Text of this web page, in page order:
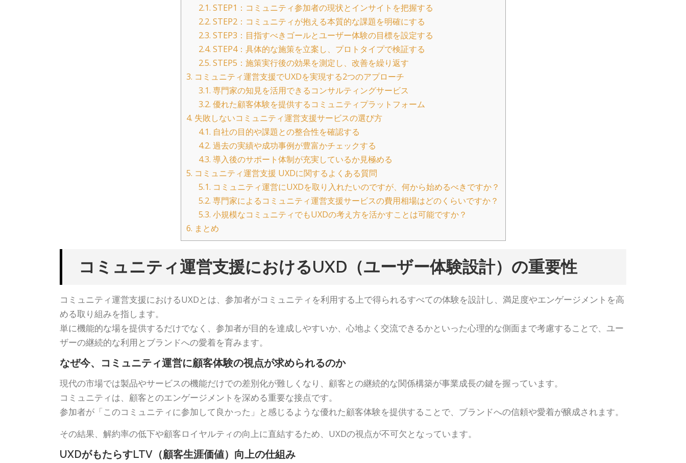
2.1. STEP1：コミュニティ参加者の現状とインサイトを把握する
2.2. STEP2：コミュニティが抱える本質的な課題を明確にする
2.3. STEP3：目指すべきゴールとユーザー体験の目標を設定する
2.4. STEP4：具体的な施策を立案し、プロトタイプで検証する
2.5. STEP5：施策実行後の効果を測定し、改善を繰り返す
3. コミュニティ運営支援でUXDを実現する2つのアプローチ
3.1. 専門家の知見を活用できるコンサルティングサービス
3.2. 優れた顧客体験を提供するコミュニティプラットフォーム
4. 失敗しないコミュニティ運営支援サービスの選び方
4.1. 自社の目的や課題との整合性を確認する
4.2. 過去の実績や成功事例が豊富かチェックする
4.3. 導入後のサポート体制が充実しているか見極める
5. コミュニティ運営支援 UXDに関するよくある質問
5.1. コミュニティ運営にUXDを取り入れたいのですが、何から始めるべきですか？
5.2. 専門家によるコミュニティ運営支援サービスの費用相場はどのくらいですか？
5.3. 小規模なコミュニティでもUXDの考え方を活かすことは可能ですか？
6. まとめ
コミュニティ運営支援におけるUXD（ユーザー体験設計）の重要性
コミュニティ運営支援におけるUXDとは、参加者がコミュニティを利用する上で得られるすべての体験を設計し、満足度やエンゲージメントを高
める取り組みを指します。
単に機能的な場を提供するだけでなく、参加者が目的を達成しやすいか、心地よく交流できるかといった心理的な側面まで考慮することで、ユー
ザーの継続的な利用とブランドへの愛着を育みます。
なぜ今、コミュニティ運営に顧客体験の視点が求められるのか
現代の市場では製品やサービスの機能だけでの差別化が難しくなり、顧客との継続的な関係構築が事業成長の鍵を握っています。
コミュニティは、顧客とのエンゲージメントを深める重要な接点です。
参加者が「このコミュニティに参加して良かった」と感じるような優れた顧客体験を提供することで、ブランドへの信頼や愛着が醸成されます。
その結果、解約率の低下や顧客ロイヤルティの向上に直結するため、UXDの視点が不可欠となっています。
UXDがもたらすLTV（顧客生涯価値）向上の仕組み